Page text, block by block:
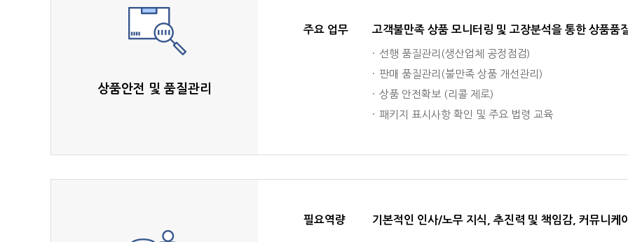
상품안전 및 품질관리
주요 업무 고객불만족 상품 모니터링 및 고장분석을 통한 상품품
선행 품질관리(생산업체 공정점검)
판매 품질관리(불만족 상품 개선관리)
상품 안전확보 (리콜 제로)
패키지 표시사항 확인 및 주요 법령 교육
필요역량 기본적인 인사/노무 지식, 추진력 및 책임감, 커뮤니케